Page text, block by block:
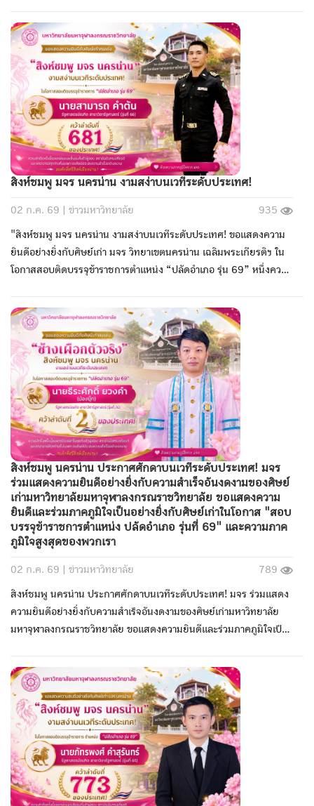
สิงห์ชมพู มจร นครน่าน งามสง่าบนเวทีระดับประเทศ!
02 ก.ค. 69 | ข่าวมหาวิทยาลัย 935
"สิงห์ชมพู มจร นครน่าน งามสง่าบนเวทีระดับประเทศ! ขอแสดงความ
ยินดีอย่างยิ่งกับศิษย์เก่า มจร วิทยาเขตนครน่าน เฉลิมพระเกียรติฯ ใน
โอกาสสอบติดบรรจุข้าราชการตำแหน่ง “ปลัดอำเภอ รุ่น 69” หนึ่งความ
รัฐศาสตร์ (รุ่นที่ 66) "คว้าลำดับที่ 681 ของประเทศ!"
สิงห์ชมพู นครน่าน ประกาศศักดาบนเวทีระดับประเทศ! มจร
ร่วมแสดงความยินดีอย่างยิ่งกับความสำเร็จอันงดงามของศิษย์
เก่ามหาวิทยาลัยมหาจุฬาลงกรณราชวิทยาลัย ขอแสดงความ
ยินดีและร่วมภาคภูมิใจเป็นอย่างยิ่งกับศิษย์เก่าในโอกาส "สอบ
บรรจุข้าราชการตำแหน่ง ปลัดอำเภอ รุ่นที่ 69" และความภาค
ภูมิใจสูงสุดของพวกเรา
02 ก.ค. 69 | ข่าวมหาวิทยาลัย 789
สิงห์ชมพู นครน่าน ประกาศศักดาบนเวทีระดับประเทศ! มจร ร่วมแสดง
ความยินดีอย่างยิ่งกับความสำเร็จอันงดงามของศิษย์เก่ามหาวิทยาลัย
มหาจุฬาลงกรณราชวิทยาลัย ขอแสดงความยินดีและร่วมภาคภูมิใจเป็น